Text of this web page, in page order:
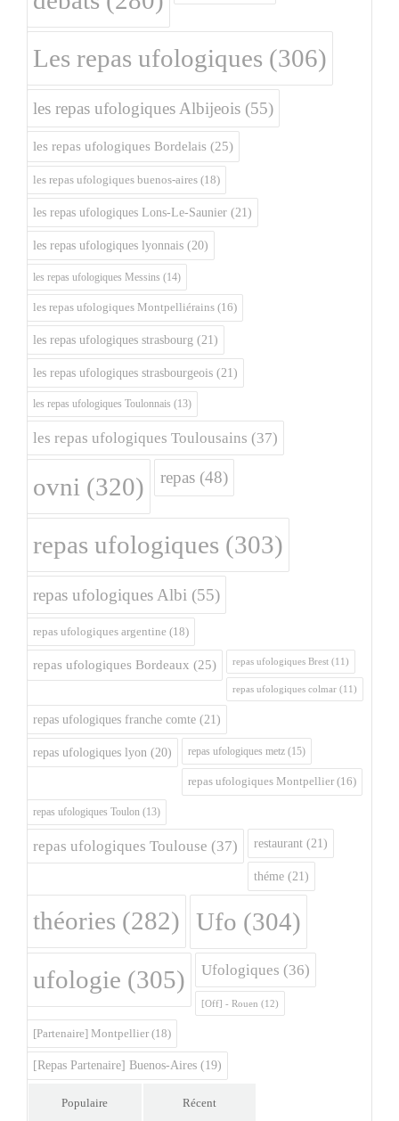
Les repas ufologiques (306)
les repas ufologiques Albijeois (55)
les repas ufologiques Bordelais (25)
les repas ufologiques buenos-aires (18)
les repas ufologiques Lons-Le-Saunier (21)
les repas ufologiques lyonnais (20)
les repas ufologiques Messins (14)
les repas ufologiques Montpelliérains (16)
les repas ufologiques strasbourg (21)
les repas ufologiques strasbourgeois (21)
les repas ufologiques Toulonnais (13)
les repas ufologiques Toulousains (37)
ovni (320) repas (48)
repas ufologiques (303)
repas ufologiques Albi (55)
repas ufologiques argentine (18)
repas ufologiques Bordeaux (25) repas ufologiques Brest (11)
repas ufologiques colmar (11)
repas ufologiques franche comte (21)
repas ufologiques lyon (20) repas ufologiques metz (15)
repas ufologiques Montpellier (16)
repas ufologiques Toulon (13)
repas ufologiques Toulouse (37) restaurant (21)
théme (21)
théories (282) Ufo (304)
ufologie (305) Ufologiques (36)
[Off] - Rouen (12)
[Partenaire] Montpellier (18)
[Repas Partenaire] Buenos-Aires (19)
Populaire Récent